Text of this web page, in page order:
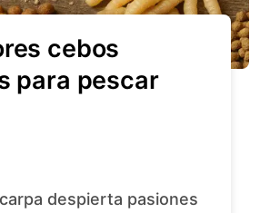
cebos
para pescar